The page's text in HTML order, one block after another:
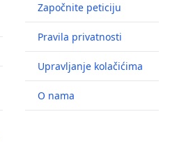
Započnite peticiju
Pravila privatnosti
Upravljanje kolačićima
O nama